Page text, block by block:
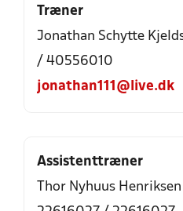
Træner
Jonathan Schytte
/ 40556010
jonathan111@live.dk
Assistenttræner
Thor Nyhuus Henriksen